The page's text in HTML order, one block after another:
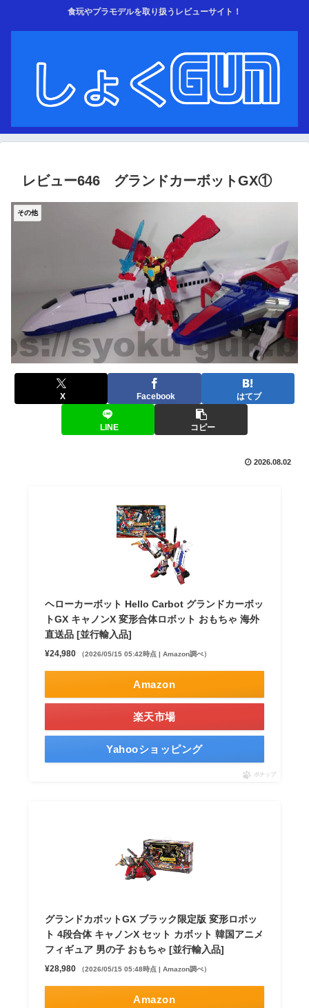
食玩やプラモデルを取り扱うレビューサイト！
レビュー646 グランドカーボットGX①
その他
X Facebook はてブ
LINE コピー
2026.08.02
ヘローカーボット Hello Carbot グランドカーボッ
トGX キャノンX 変形合体ロボット おもちゃ 海外
直送品 [並行輸入品]
¥24,980 （2026/05/15 05:42時点 | Amazon調べ）
Amazon
楽天市場
Yahooショッピング
ポチップ
グランドカボットGX ブラック限定版 変形ロボッ
ト 4段合体 キャノンX セット カボット 韓国アニメ
フィギュア 男の子 おもちゃ [並行輸入品]
¥28,980 （2026/05/15 05:48時点 | Amazon調べ）
Amazon